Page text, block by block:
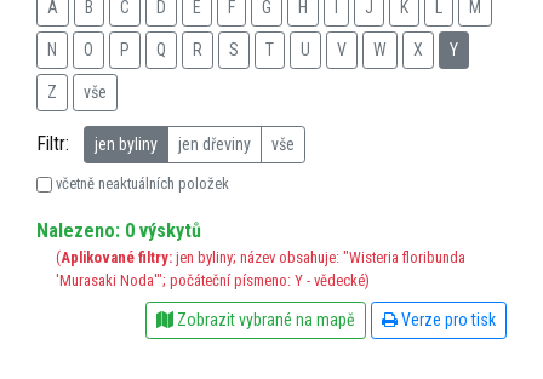
A B C D E F G H J K M
N O P Q R S T U V W X Y
Z vše
Filtr: jen byliny jen dřeviny vše
včetně neaktuálních položek
Nalezeno: 0 výskytů
(Aplikované filtry: jen byliny; název obsahuje: "Wisteria floribunda
'Murasaki Noda'"; počáteční písmeno: Y - vědecké)
Zobrazit vybrané na mapě Verze pro tisk